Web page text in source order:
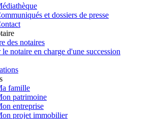
et dossiers de presse
des notaires
notaire en charge d'une succession
famille
patrimoine
entreprise
projet immobilier